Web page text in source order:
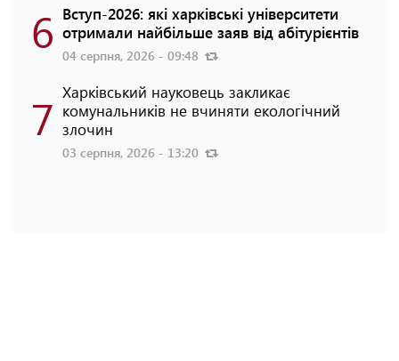
6 Вступ-2026: які харківські університети
отримали найбільше заяв від абітурієнтів
04 серпня, 2026 - 09:48
7 Харківський науковець закликає
комунальників не вчиняти екологічний
злочин
03 серпня, 2026 - 13:20